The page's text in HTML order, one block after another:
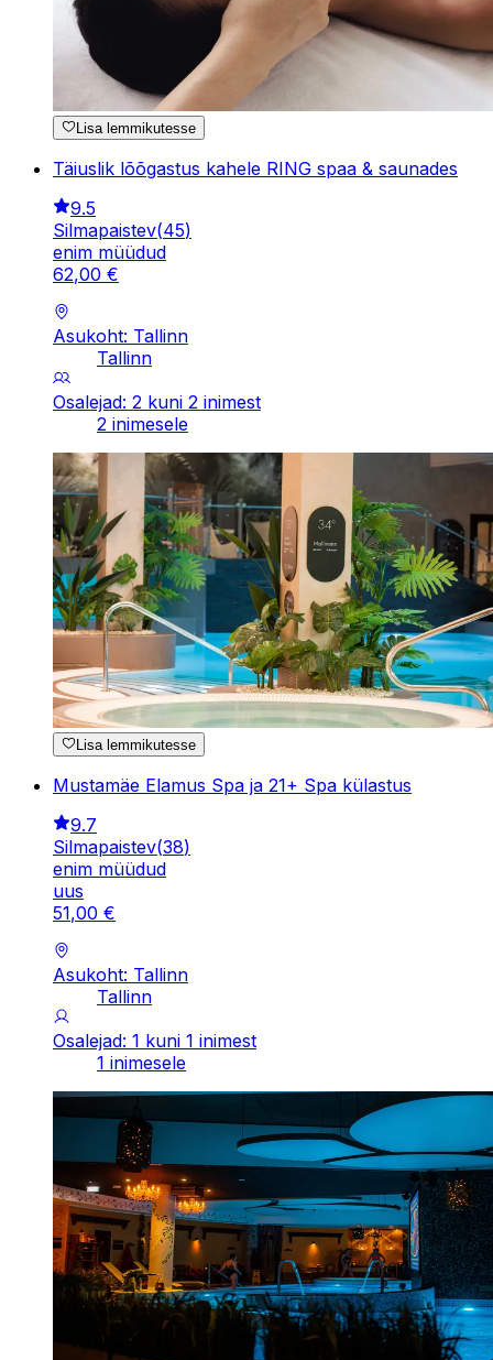
Lisa lemmikutesse
Täiuslik lõõgastus kahele RING spaa & saunades
9.5
Silmapaistev(45)
enim müüdud
62,00 €
Asukoht: Tallinn
Tallinn
Osalejad: 2 kuni 2 inimest
2 inimesele
Lisa lemmikutesse
Mustamäe Elamus Spa ja 21+ Spa külastus
9.7
Silmapaistev(38)
enim müüdud
uus
51,00 €
Asukoht: Tallinn
Tallinn
Osalejad: 1 kuni 1 inimest
1 inimesele